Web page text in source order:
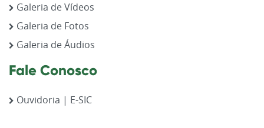
Galeria de Vídeos
Galeria de Fotos
Galeria de Áudios
Fale Conosco
Ouvidoria | E-SIC